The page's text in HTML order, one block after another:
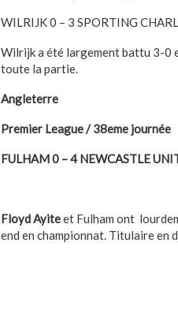
WILRIJK 0 – 3 SPORTING
Wilrijk a été largement battu 3-0
toute la partie.
Angleterre
Premier League / 38eme journée
FULHAM 0 – 4 NEWCASTLE
Floyd Ayiteet Fulham ont
end en championnat. Titulaire en